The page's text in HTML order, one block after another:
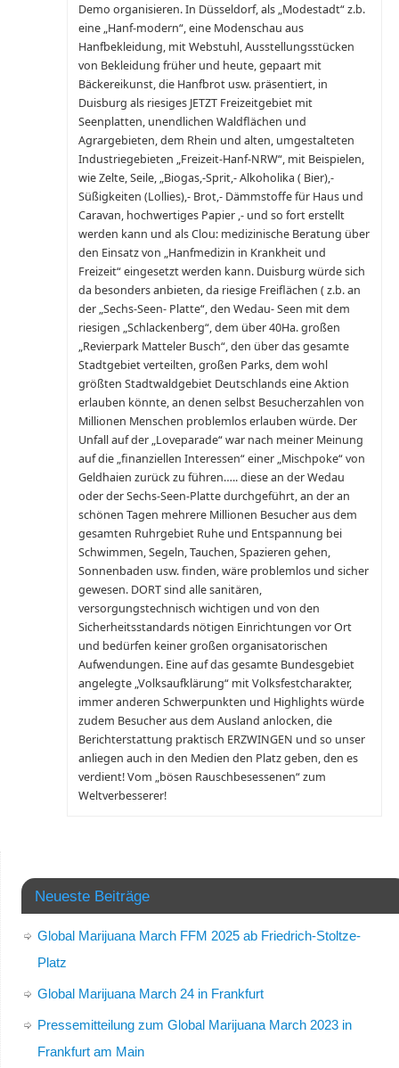
Demo organisieren. In Düsseldorf, als „Modestadt“ z.b.
eine „Hanf-modern“, eine Modenschau aus
Hanfbekleidung, mit Webstuhl, Ausstellungsstücken
von Bekleidung früher und heute, gepaart mit
Bäckereikunst, die Hanfbrot usw. präsentiert, in
Duisburg als riesiges JETZT Freizeitgebiet mit
Seenplatten, unendlichen Waldflächen und
Agrargebieten, dem Rhein und alten, umgestalteten
Industriegebieten „Freizeit-Hanf-NRW“, mit Beispielen,
wie Zelte, Seile, „Biogas,-Sprit,- Alkoholika ( Bier),-
Süßigkeiten (Lollies),- Brot,- Dämmstoffe für Haus und
Caravan, hochwertiges Papier ,- und so fort erstellt
werden kann und als Clou: medizinische Beratung über
den Einsatz von „Hanfmedizin in Krankheit und
Freizeit“ eingesetzt werden kann. Duisburg würde sich
da besonders anbieten, da riesige Freiflächen ( z.b. an
der „Sechs-Seen- Platte“, den Wedau- Seen mit dem
riesigen „Schlackenberg“, dem über 40Ha. großen
„Revierpark Matteler Busch“, den über das gesamte
Stadtgebiet verteilten, großen Parks, dem wohl
größten Stadtwaldgebiet Deutschlands eine Aktion
erlauben könnte, an denen selbst Besucherzahlen von
Millionen Menschen problemlos erlauben würde. Der
Unfall auf der „Loveparade“ war nach meiner Meinung
auf die „finanziellen Interessen“ einer „Mischpoke“ von
Geldhaien zurück zu führen….. diese an der Wedau
oder der Sechs-Seen-Platte durchgeführt, an der an
schönen Tagen mehrere Millionen Besucher aus dem
gesamten Ruhrgebiet Ruhe und Entspannung bei
Schwimmen, Segeln, Tauchen, Spazieren gehen,
Sonnenbaden usw. finden, wäre problemlos und sicher
gewesen. DORT sind alle sanitären,
versorgungstechnisch wichtigen und von den
Sicherheitsstandards nötigen Einrichtungen vor Ort
und bedürfen keiner großen organisatorischen
Aufwendungen. Eine auf das gesamte Bundesgebiet
angelegte „Volksaufklärung“ mit Volksfestcharakter,
immer anderen Schwerpunkten und Highlights würde
zudem Besucher aus dem Ausland anlocken, die
Berichterstattung praktisch ERZWINGEN und so unser
anliegen auch in den Medien den Platz geben, den es
verdient! Vom „bösen Rauschbesessenen“ zum
Weltverbesserer!
Neueste Beiträge
Global Marijuana March FFM 2025 ab Friedrich-Stoltze-
Platz
Global Marijuana March 24 in Frankfurt
Pressemitteilung zum Global Marijuana March 2023 in
Frankfurt am Main